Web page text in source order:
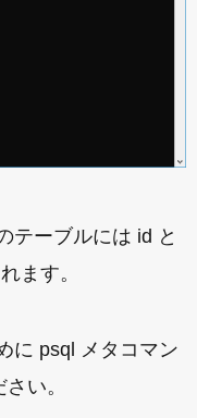
テーブルには id と
ます。
に psql メタコマン
い。